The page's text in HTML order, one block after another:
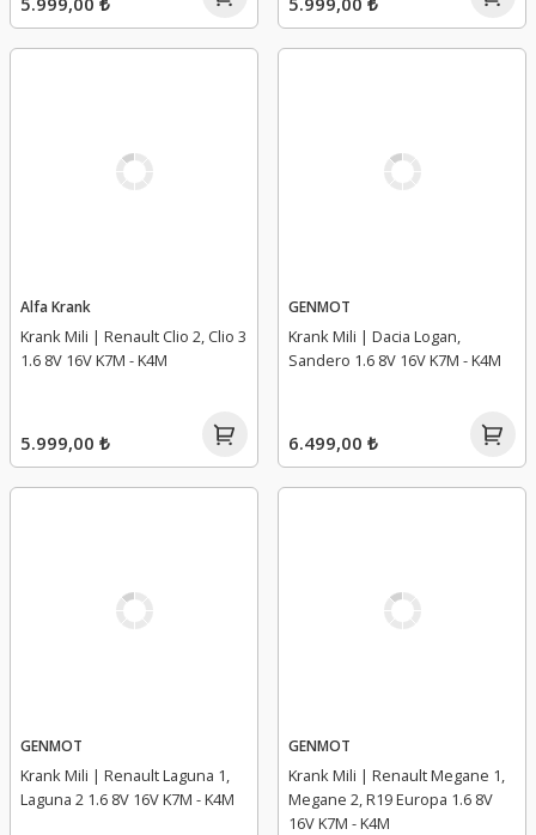
Alfa Krank
Krank Mili | Renault Clio 2, Clio 3
1.6 8V 16V K7M - K4M
5.999,00 ₺
GENMOT
Krank Mili | Dacia Logan,
Sandero 1.6 8V 16V K7M - K4M
6.499,00 ₺
GENMOT
Krank Mili | Renault Laguna 1,
Laguna 2 1.6 8V 16V K7M - K4M
GENMOT
Krank Mili | Renault Megane 1,
Megane 2, R19 Europa 1.6 8V
16V K7M - K4M